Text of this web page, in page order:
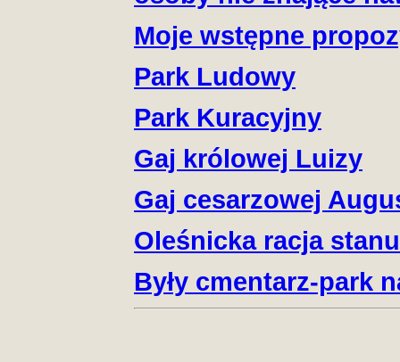
Moje wstępne
Park Ludowy
Park Kuracyjny
Gaj królowej Luizy
Gaj cesarzowej
Oleśnicka racja stanu
Były cmentarz-park